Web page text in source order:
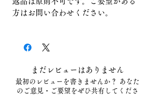
方はお問い合わせください。
まだレビューはありません
最初のレビューを書きませんか？ あなた
のご意見・ご要望をぜひ共有してくださ